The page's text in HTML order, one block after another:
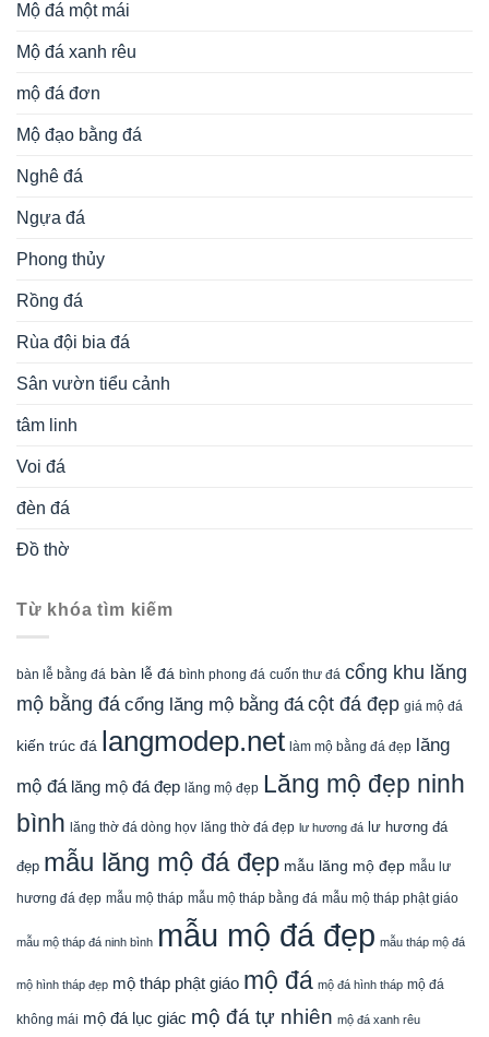
Mộ đá một mái
Mộ đá xanh rêu
mộ đá đơn
Mộ đạo bằng đá
Nghê đá
Ngựa đá
Phong thủy
Rồng đá
Rùa đội bia đá
Sân vườn tiểu cảnh
tâm linh
Voi đá
đèn đá
Đồ thờ
Từ khóa tìm kiếm
bàn lễ bằng đá bàn lễ đá bình phong đá cuốn thư đá cổng khu lăng
mộ bằng đá cổng lăng mộ bằng đá cột đá đẹp giá mộ đá
kiến trúc đá langmodep.net làm mộ bằng đá đẹp lăng
mộ đá lăng mộ đá đẹp lăng mộ đẹp Lăng mộ đẹp ninh
bình lăng thờ đá dòng họv lăng thờ đá đẹp lư hương đá lư hương đá
đẹp mẫu lăng mộ đá đẹp mẫu lăng mộ đẹp mẫu lư
hương đá đẹp mẫu mộ tháp mẫu mộ tháp bằng đá mẫu mộ tháp phật giáo
mẫu mộ tháp đá ninh bình mẫu mộ đá đẹp mẫu tháp mộ đá
mộ hình tháp đẹp mộ tháp phật giáo mộ đá mộ đá hình tháp mộ đá
không mái mộ đá lục giác mộ đá tự nhiên mộ đá xanh rêu